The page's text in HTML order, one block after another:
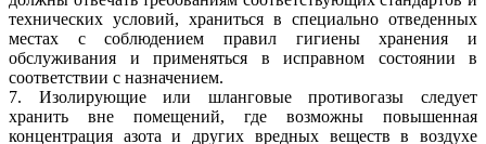
технических условий, храниться в специально отведенных
местах с соблюдением правил гигиены хранения и
обслуживания и применяться в исправном состоянии в
соответствии с назначением.
7. Изолирующие или шланговые противогазы следует
хранить вне помещений, где возможны повышенная
концентрация азота и других вредных веществ в воздухе